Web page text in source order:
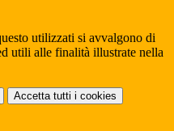
utilizzati si avvalgono di
utili alle finalità illustrate nella
Accetta tutti i cookies